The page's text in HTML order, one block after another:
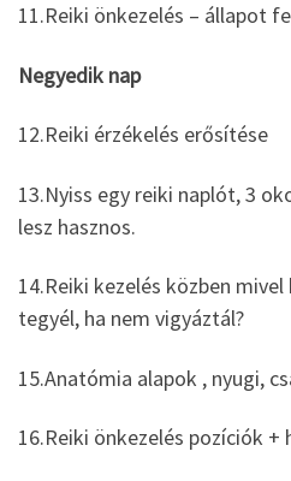
11.Reiki önkezelés – állapot
Negyedik nap
12.Reiki érzékelés erősítése
13.Nyiss egy reiki naplót, 3
lesz hasznos.
14.Reiki kezelés közben
tegyél, ha nem vigyáztál?
15.Anatómia alapok , nyugi,
16.Reiki önkezelés pozíciók